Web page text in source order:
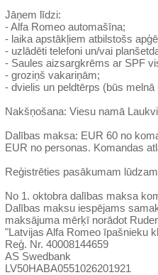
Jāņem līdzi:
- Alfa Romeo automašīna;
- laika apstākļiem atbilstošs
- uzlādēti telefoni un/vai
- Saules aizsargkrēms ar SPF
- groziņš vakariņām;
- dvielis un peldtērps (būs
Nakšņošana: Viesu namā
Dalības maksa: EUR 60 no
EUR no personas. Komandas
Reģistrēties pasākumam
No 1. oktobra dalības maksa
Dalības maksu iespējams
maksājuma mērķī norādot
"Latvijas Alfa Romeo īpašnieku
Reģ. Nr. 40008144659
AS Swedbank
LV50HABA0551026201921